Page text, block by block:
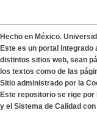
Hecho en México.
Este es un portal
distintos sitios web, sean
los textos como de las
Sitio administrado por la
Este repositorio se rige
y el Sistema de Calidad